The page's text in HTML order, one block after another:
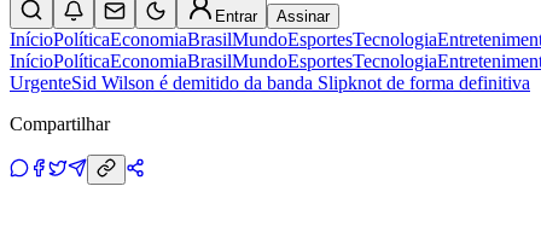
Entrar Assinar
InícioPolíticaEconomiaBrasilMundoEsportesTecnologia
InícioPolíticaEconomiaBrasilMundoEsportesTecnologia
UrgenteSid Wilson é demitido da banda Slipknot de forma definitiva
Compartilhar